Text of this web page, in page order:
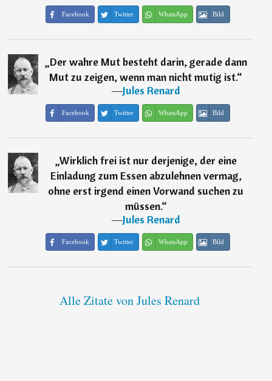
Facebook Twitter WhatsApp Bild
„Der wahre Mut besteht darin, gerade dann
Mut zu zeigen, wenn man nicht mutig ist.“
―Jules Renard
Facebook Twitter WhatsApp Bild
„Wirklich frei ist nur derjenige, der eine
Einladung zum Essen abzulehnen vermag,
ohne erst irgend einen Vorwand suchen zu
müssen.“
―Jules Renard
Facebook Twitter WhatsApp Bild
Alle Zitate von Jules Renard